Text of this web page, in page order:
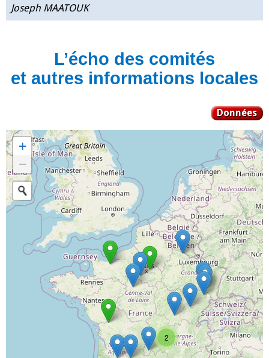
Joseph MAATOUK
L’écho des comités
et autres informations locales
Données
2
+
−